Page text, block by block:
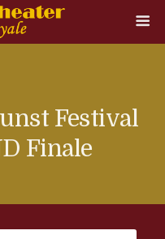
Festival
Finale